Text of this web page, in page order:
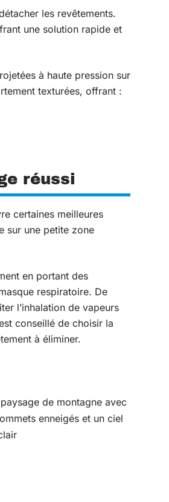
les revêtements.
une solution rapide et
à haute pression sur
texturées, offrant :
réussi
certaines meilleures
sur une petite zone
en portant des
respiratoire. De
l’inhalation de vapeurs
conseillé de choisir la
à éliminer.